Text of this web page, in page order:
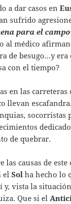
a dar casos en
sufrido
para el
al médico
de besugo…y era
con el tiempo?
en las carreteras
llevan
socorristas
de quebrar.
las causas de este
el Solha hecho lo
y, vista la
Que si el